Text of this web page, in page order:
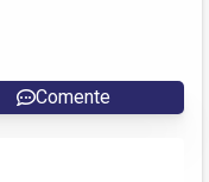
Comente